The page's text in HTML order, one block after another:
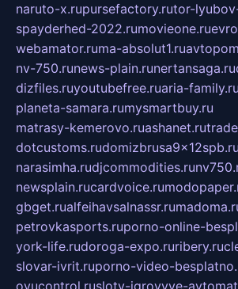
naruto-x.rupursefactory.rutor-
spayderhed-2022.rumovieone.ru
webamator.ruma-absolut1.ru
nv-750.runews-plain.runertansaga.ru
dizfiles.ruyoutubefree.ruaria-family.ru
planeta-samara.rumysmartbuy.ru
matrasy-kemerovo.ruashanet.ru
dotcustoms.rudomizbrusa9x12spb.ru
narasimha.rudjcommodities.ru
newsplain.rucardvoice.ru
gbget.rualfeihavsalnassr.ru
petrovkasports.ruporno-online-
york-life.rudoroga-expo.ruribery.ru
slovar-ivrit.ruporno-video-
ovucontrol.rusloty-igrovyye-